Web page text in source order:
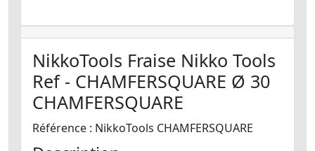
NikkoTools Fraise Nikko Tools
Ref - CHAMFERSQUARE Ø 30
CHAMFERSQUARE
Référence : NikkoTools CHAMFERSQUARE